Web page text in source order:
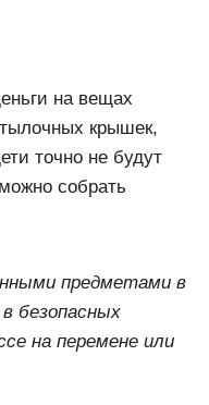
на вещах
крышек,
точно не будут
собрать
предметами в
безопасных
на перемене или